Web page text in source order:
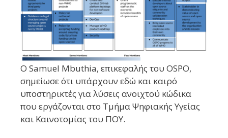
Ο Samuel Mbuthia, επικεφαλής του OSPO,
σημείωσε ότι υπάρχουν εδώ και καιρό
υποστηρικτές για λύσεις ανοιχτού κώδικα
που εργάζονται στο Τμήμα Ψηφιακής Υγείας
και Καινοτομίας του ΠΟΥ.